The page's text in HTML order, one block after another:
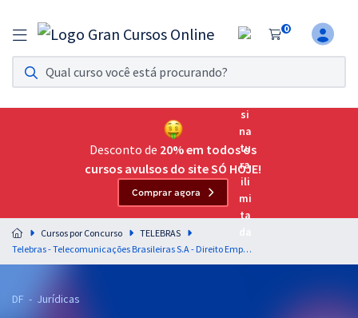
0
Assinatura Ilimitada 11
Acesso a todos os cursos. Teste grátis por 7 dias!
Assinatura OAB Até Passar
Acesso ilimitado a toda preparação para o Exame da
Residências Multiprofissionais
Preparação completa e intensiva para as principais
residências em saúde do Brasil
Desconto de 20% em todos os
cursos avulsos do site SÓ HOJE!
Comprar agora
Cursos por Concurso
TELEBRAS
Telebras - Telecomunicações Brasileiras S.A - Direito Empresarial para o Cargo 1: Especialista em Gestão de Telecomunicações – Advogado
DF - Jurídicas